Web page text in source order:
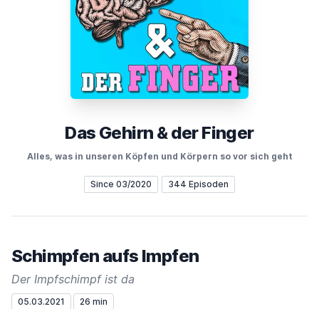
Das Gehirn & der Finger
Alles, was in unseren Köpfen und Körpern so vor sich geht
Since 03/2020 344 Episoden
Schimpfen aufs Impfen
Der Impfschimpf ist da
05.03.2021 26 min